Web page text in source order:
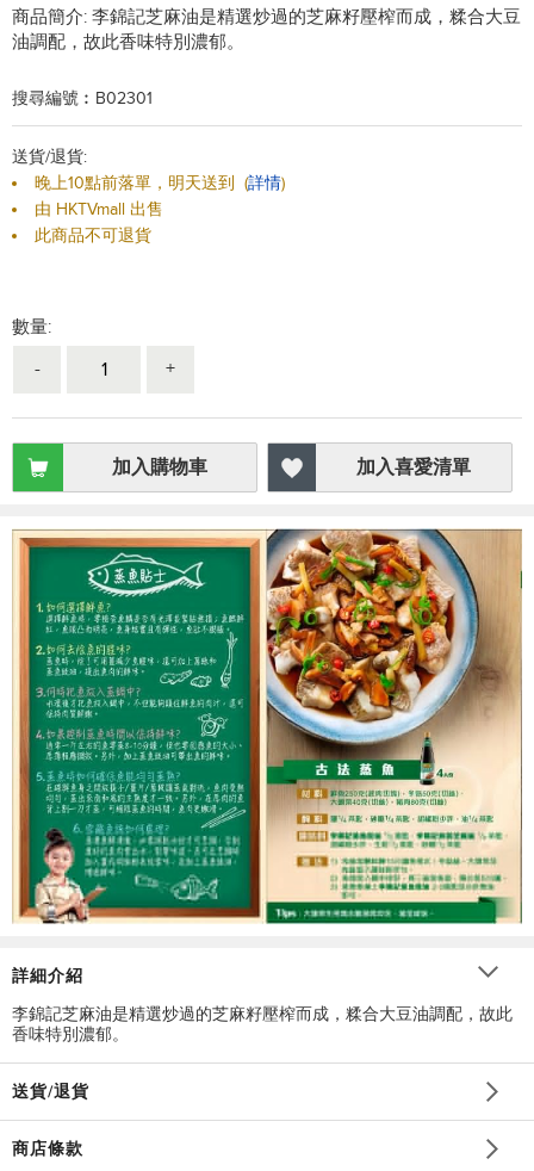
商品簡介: 李錦記芝麻油是精選炒過的芝麻籽壓榨而成，糅合大豆
油調配，故此香味特別濃郁。
搜尋編號︰B02301
送貨/退貨:
晚上10點前落單，明天送到 (詳情)
由 HKTVmall 出售
此商品不可退貨
數量:
- +
加入購物車 加入喜愛清單
詳細介紹
李錦記芝麻油是精選炒過的芝麻籽壓榨而成，糅合大豆油調配，故此
香味特別濃郁。
送貨/退貨
商店條款